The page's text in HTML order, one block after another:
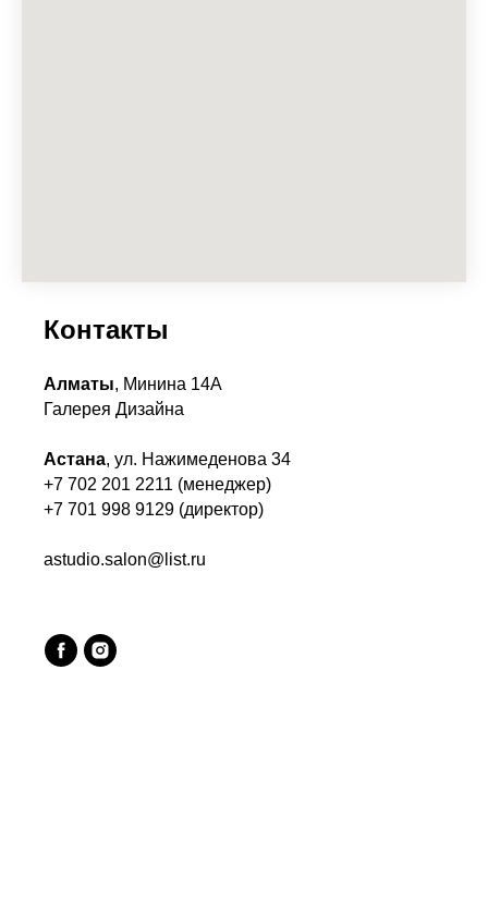
Контакты
Алматы, Минина 14А
Галерея Дизайна
Астана, ул. Нажимеденова 34
+7 702 201 2211 (менеджер)
+7 701 998 9129 (директор)
astudio.salon@list.ru